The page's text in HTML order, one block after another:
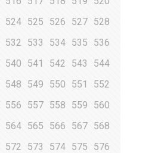
524 525 526 527 528
532 533 534 535
536
540 541 542 543
544
548 549 550 551
552
556 557 558 559
560
564 565 566 567 568
572 573 574 575
576